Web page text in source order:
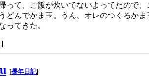
って、ご飯が炊いてないよってたので、
どんでかま玉。うん、オレのつくるかま
ってきた。
]
[長年日記]